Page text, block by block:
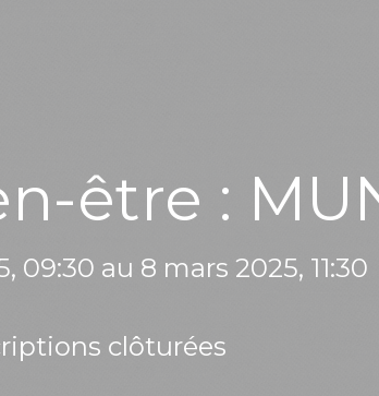
être :
09:30 au 8 mars 2025, 11:30
clôturées